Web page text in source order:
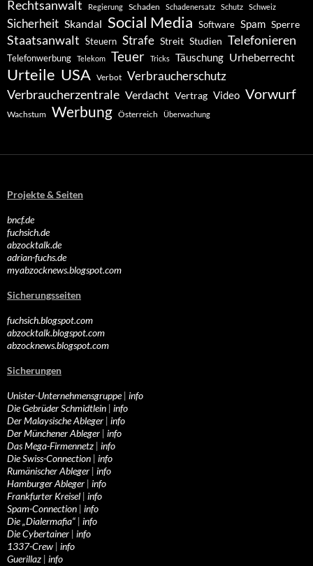
Rechtsanwalt Regierung Schaden Schadenersatz Schutz Schweiz
Sicherheit Skandal Social Media Software Spam Sperre
Staatsanwalt Steuern Strafe Streit Studien Telefonieren
Telefonwerbung Telekom Teuer Tricks Täuschung Urheberrecht
Urteile USA Verbot Verbraucherschutz
Verbraucherzentrale Verdacht Vertrag Video Vorwurf
Wachstum Werbung Österreich Überwachung
Projekte & Seiten
bncf.de
fuchsich.de
abzocktalk.de
adrian-fuchs.de
myabzocknews.blogspot.com
Sicherungsseiten
fuchsich.blogspot.com
abzocktalk.blogspot.com
abzocknews.blogspot.com
Sicherungen
Unister-Unternehmensgruppe| info
Die Gebrüder Schmidtlein | info
Der Malaysische Ableger | info
Der Münchener Ableger | info
Das Mega-Firmennetz | info
Die Swiss-Connection | info
Rumänischer Ableger | info
Hamburger Ableger | info
Frankfurter Kreisel | info
Spam-Connection | info
Die „Dialermafia“ | info
Die Cybertainer | info
1337-Crew | info
Guerillaz | info